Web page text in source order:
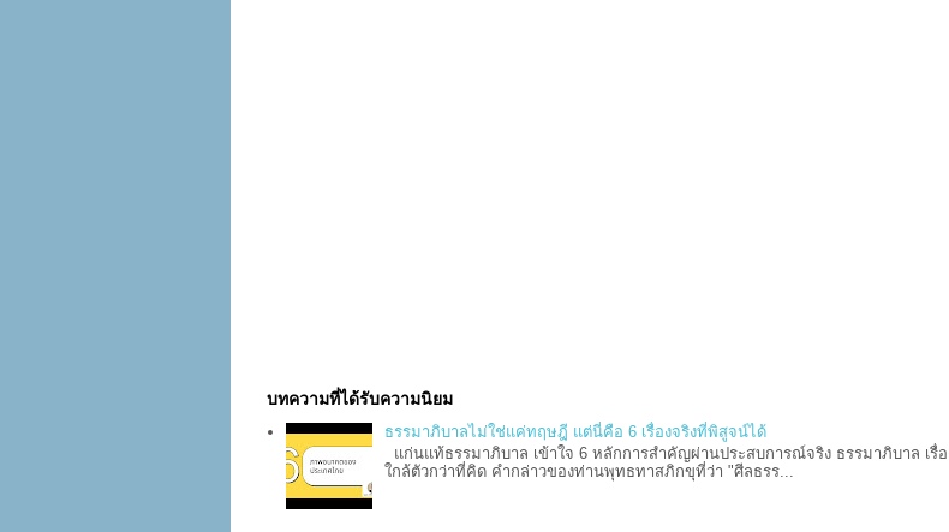
บทความที่ได้รับความนิยม
ธรรมาภิบาลไม่ใช่แค่ทฤษฎี แต่นี่คือ 6 เรื่องจริงที่พิสูจน์ได้
แก่นแท้ธรรมาภิบาล เข้าใจ 6 หลักการสำคัญผ่านประสบการณ์จริง ธรรมาภิบาล เรื่อ
ใกล้ตัวกว่าที่คิด คำกล่าวของท่านพุทธทาสภิกขุที่ว่า "ศีลธรร...